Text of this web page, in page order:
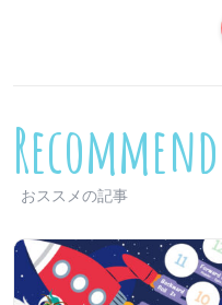
Recommend
おススメの記事